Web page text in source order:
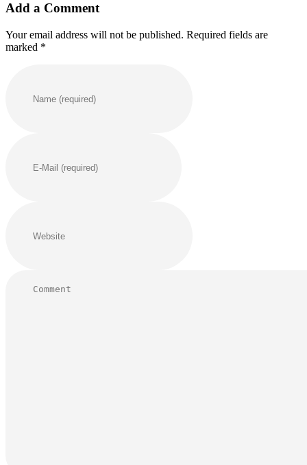
Add a Comment
Your email address will not be published. Required fields are
marked *